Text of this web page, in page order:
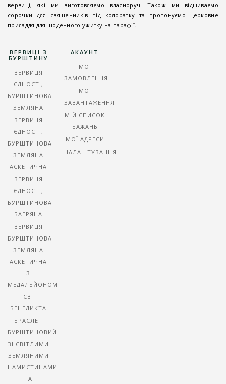
вервиці, які ми виготовляємо власноруч. Також ми відшиваємо
сорочки для священників під колоратку та пропонуємо церковне
приладдя для щоденного ужитку на парафії.
ВЕРВИЦІ З
БУРШТИНУ
ВЕРВИЦЯ
ЄДНОСТІ,
БУРШТИНОВА
ЗЕМЛЯНА
ВЕРВИЦЯ
ЄДНОСТІ,
БУРШТИНОВА
ЗЕМЛЯНА
АСКЕТИЧНА
ВЕРВИЦЯ
ЄДНОСТІ,
БУРШТИНОВА
БАГРЯНА
ВЕРВИЦЯ
БУРШТИНОВА
ЗЕМЛЯНА
АСКЕТИЧНА
З
МЕДАЛЬЙОНОМ
СВ.
БЕНЕДИКТА
БРАСЛЕТ
БУРШТИНОВИЙ
ЗІ СВІТЛИМИ
ЗЕМЛЯНИМИ
НАМИСТИНАМИ
ТА
АКАУНТ
МОЇ
ЗАМОВЛЕННЯ
МОЇ
ЗАВАНТАЖЕННЯ
МІЙ СПИСОК
БАЖАНЬ
МОЇ АДРЕСИ
НАЛАШТУВАННЯ